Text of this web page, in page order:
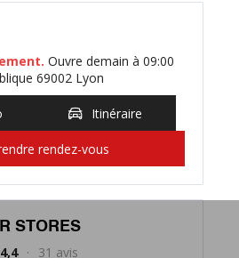
Ouvre demain à 09:00
69002 Lyon
Itinéraire
rendez-vous
STORES
4,4
31 avis